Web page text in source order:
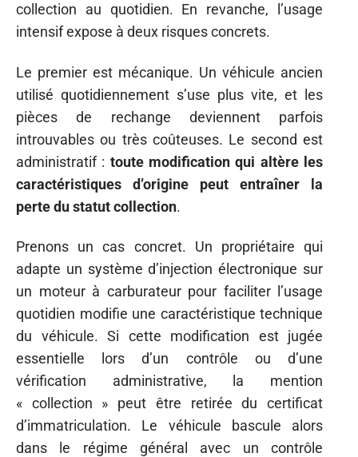
collection au quotidien. En revanche, l’usage
intensif expose à deux risques concrets.
Le premier est mécanique. Un véhicule ancien
utilisé quotidiennement s’use plus vite, et les
pièces de rechange deviennent parfois
introuvables ou très coûteuses. Le second est
administratif : toute modification qui altère les
caractéristiques d’origine peut entraîner la
perte du statut collection.
Prenons un cas concret. Un propriétaire qui
adapte un système d’injection électronique sur
un moteur à carburateur pour faciliter l’usage
quotidien modifie une caractéristique technique
du véhicule. Si cette modification est jugée
essentielle lors d’un contrôle ou d’une
vérification administrative, la mention
« collection » peut être retirée du certificat
d’immatriculation. Le véhicule bascule alors
dans le régime général avec un contrôle